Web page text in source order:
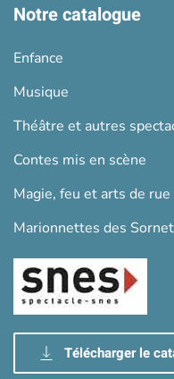
Notre catalogue
Enfance
Musique
Théâtre et autres
Contes mis en scène
Magie, feu et arts de rue
Marionnettes des
Télécharger le